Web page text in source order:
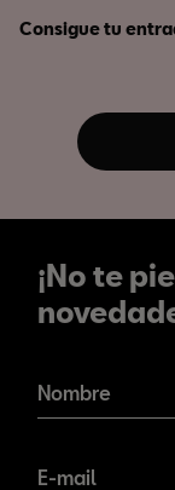
Consigue tu
¡No te
Nombre
E-mail